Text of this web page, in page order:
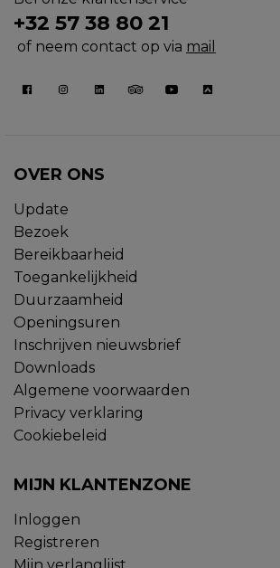
+32 57 38 80 21
of neem contact op via mail
OVER ONS
Update
Bezoek
Bereikbaarheid
Toegankelijkheid
Duurzaamheid
Openingsuren
Inschrijven nieuwsbrief
Downloads
Algemene voorwaarden
Privacy verklaring
Cookiebeleid
MIJN KLANTENZONE
Inloggen
Registreren